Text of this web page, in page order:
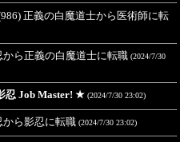
正義の白魔道士から医術師に転
から正義の白魔道士に転職 (2024/7/30
忍 Job Master! ★ (2024/7/30 23:02)
から影忍に転職 (2024/7/30 23:02)